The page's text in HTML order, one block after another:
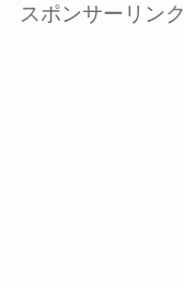
スポンサーリンク